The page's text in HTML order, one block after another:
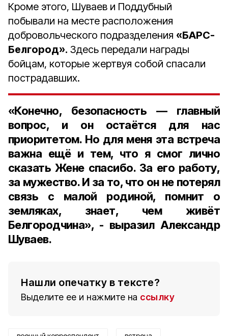
Кроме этого, Шуваев и Поддубный
побывали на месте расположения
добровольческого подразделения «БАРС-
Белгород». Здесь передали награды
бойцам, которые жертвуя собой спасали
пострадавших.
«Конечно, безопасность — главный
вопрос, и он остаётся для нас
приоритетом. Но для меня эта встреча
важна ещё и тем, что я смог лично
сказать Жене спасибо. За его работу,
за мужество. И за то, что он не потерял
связь с малой родиной, помнит о
земляках, знает, чем живёт
Белгородчина», - выразил Александр
Шуваев.
Нашли опечатку в тексте?
Выделите ее и нажмите на ссылку